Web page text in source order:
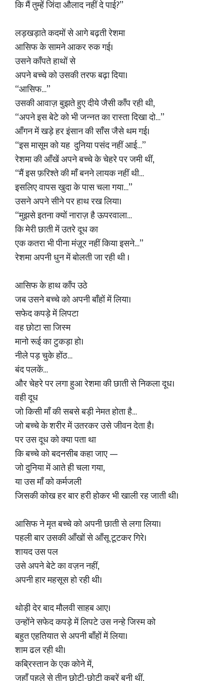
कि मैं तुम्हें जिंदा औलाद नहीं दे पाई?”
लड़खड़ाते कदमों से आगे बढ़ती रेशमा
आसिफ के सामने आकर रुक गई।
उसने काँपते हाथों से
अपने बच्चे को उसकी तरफ बढ़ा दिया।
“आसिफ…”
उसकी आवाज़ बुझते हुए दीये जैसी काँप रही थी,
“अपने इस बेटे को भी जन्नत का रास्ता दिखा दो…”
आँगन में खड़े हर इंसान की साँस जैसे थम गई।
“इस मासूम को यह दुनिया पसंद नहीं आई…”
रेशमा की आँखें अपने बच्चे के चेहरे पर जमी थीं,
“मैं इस फ़रिश्ते की माँ बनने लायक नहीं थी…
इसलिए वापस खुदा के पास चला गया…”
उसने अपने सीने पर हाथ रख लिया।
“मुझसे इतना क्यों नाराज़ है ऊपरवाला…
कि मेरी छाती में उतरे दूध का
एक कतरा भी पीना मंज़ूर नहीं किया इसने…”
रेशमा अपनी धुन में बोलती जा रही थी ।
आसिफ के हाथ काँप उठे
जब उसने बच्चे को अपनी बाँहों में लिया।
सफेद कपड़े में लिपटा
वह छोटा सा जिस्म
मानो रूई का टुकड़ा हो।
नीले पड़ चुके होंठ…
बंद पलकें…
और चेहरे पर लगा हुआ रेशमा की छाती से निकला दूध।
वही दूध
जो किसी माँ की सबसे बड़ी नेमत होता है…
जो बच्चे के शरीर में उतरकर उसे जीवन देता है।
पर उस दूध को क्या पता था
कि बच्चे को बदनसीब कहा जाए —
जो दुनिया में आते ही चला गया,
या उस माँ को कर्मजली
जिसकी कोख हर बार हरी होकर भी खाली रह जाती थी।
आसिफ ने मृत बच्चे को अपनी छाती से लगा लिया।
पहली बार उसकी आँखों से आँसू टूटकर गिरे।
शायद उस पल
उसे अपने बेटे का वज़न नहीं,
अपनी हार महसूस हो रही थी।
थोड़ी देर बाद मौलवी साहब आए।
उन्होंने सफेद कपड़े में लिपटे उस नन्हे जिस्म को
बहुत एहतियात से अपनी बाँहों में लिया।
शाम ढल रही थी।
कब्रिस्तान के एक कोने में,